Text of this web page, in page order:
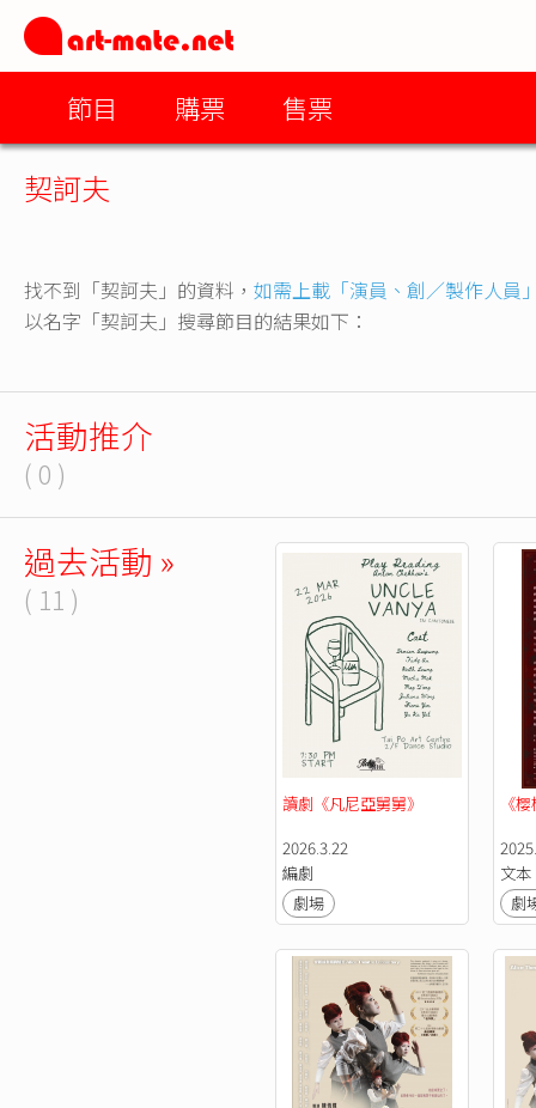
節目 購票 售票
契訶夫
找不到「契訶夫」的資料， 如需上載「演員、創／製作人員
以名字「契訶夫」搜尋節目的結果如下：
活動推介
( 0 )
過去活動 »
( 11 )
讀劇《凡尼亞舅舅》
2026.3.22
編劇
劇場
《
文本
劇